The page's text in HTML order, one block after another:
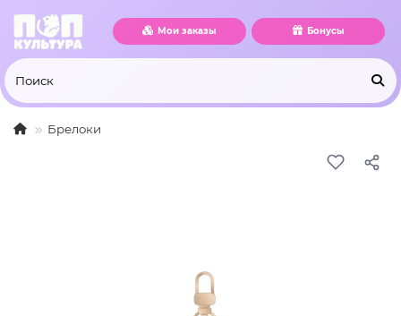
Мои заказы Бонусы
Брелоки